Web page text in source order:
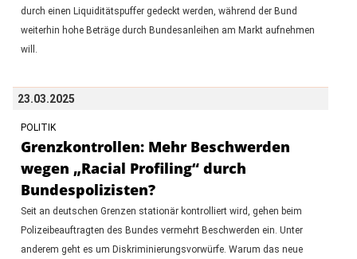
durch einen Liquiditätspuffer gedeckt werden, während der Bund
weiterhin hohe Beträge durch Bundesanleihen am Markt aufnehmen
will.
23.03.2025
POLITIK
Grenzkontrollen: Mehr Beschwerden
wegen „Racial Profiling“ durch
Bundespolizisten?
Seit an deutschen Grenzen stationär kontrolliert wird, gehen beim
Polizeibeauftragten des Bundes vermehrt Beschwerden ein. Unter
anderem geht es um Diskriminierungsvorwürfe. Warum das neue